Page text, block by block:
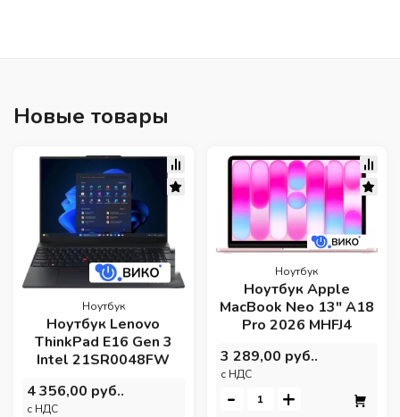
Новые товары
Ноутбук
Ноутбук Lenovo
ThinkPad E16 Gen 3
Intel 21SR0048FW
4 356,00 руб..
c НДС
Ноутбук
Ноутбук Apple
MacBook Neo 13" A18
Pro 2026 MHFJ4
3 289,00 руб..
c НДС
- +